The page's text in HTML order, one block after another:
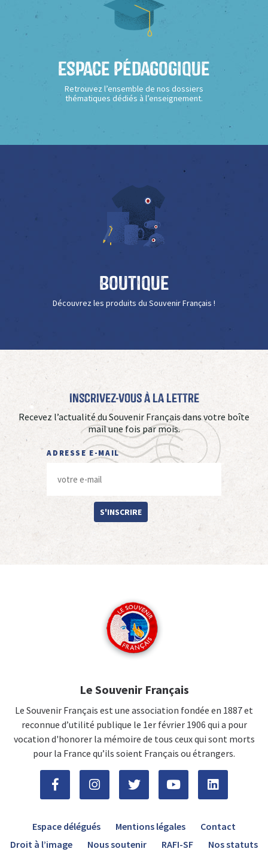
Espace Pédagogique
Retrouvez l’ensemble de nos dossiers
thématiques dédiés à l’enseignement.
Boutique
Découvrez les produits du Souvenir Français !
Inscrivez-vous à La Lettre
Recevez l’actualité du Souvenir Français dans votre boîte
mail une fois par mois.
ADRESSE E-MAIL
S'INSCRIRE
Le Souvenir Français
Le Souvenir Français est une association fondée en 1887 et
reconnue d’utilité publique le 1er février 1906 qui a pour
vocation d'honorer la mémoire de tous ceux qui sont morts
pour la France qu’ils soient Français ou étrangers.
Espace délégués Mentions légales
Contact
Droit à l’image
Nous soutenir RAFI-SF Nos statuts